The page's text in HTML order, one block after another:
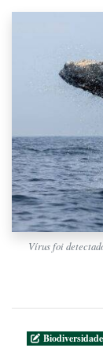
Vírus foi
Biodiversidade